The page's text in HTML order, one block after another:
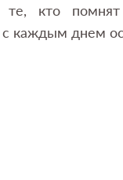
кто
каждым днем